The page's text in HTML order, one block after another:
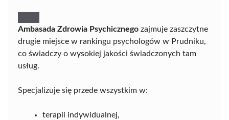
Ambasada Zdrowia Psychicznego zajmuje zaszczytne
drugie miejsce w rankingu psychologów w Prudniku,
co świadczy o wysokiej jakości świadczonych tam
usług.
Specjalizuje się przede wszystkim w:
terapii indywidualnej,